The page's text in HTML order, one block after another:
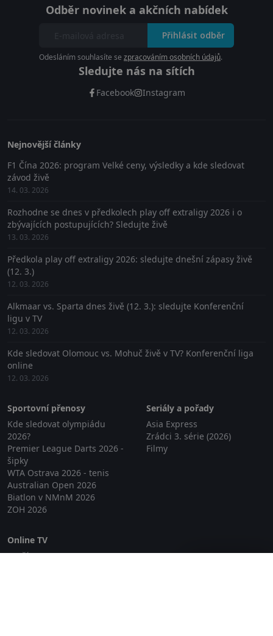
Odběr novinek a akčních nabídek
Přihlásit odběr
Odesláním souhlasíte se zpracováním osobních údajů.
Sledujte nás na sítích
Facebook Instagram
Nejnovější články
F1 Čína 2026: program Velké ceny, výsledky a kde sledovat
závod živě
14. 03. 2026
Rozhodne se dnes v předkolech play off extraligy 2026 i o
zbývajících postupujících? Sledujte živě
13. 03. 2026
Předkola play off extraligy 2026: sledujte dnešní zápasy živě
(12. 3.)
12. 03. 2026
Alkmaar vs. Sparta dnes živě (12. 3.): sledujte Konferenční
ligu v TV
12. 03. 2026
Kde sledovat Olomouc vs. Mohuč živě v TV? Konferenční liga
online
12. 03. 2026
Sportovní přenosy
Kde sledovat olympiádu
2026?
Premier League Darts 2026 -
šipky
WTA Ostrava 2026 - tenis
Australian Open 2026
Biatlon v NMnM 2026
ZOH 2026
Seriály a pořady
Asia Express
Zrádci 3. série (2026)
Filmy
Online TV
Lepší.TV